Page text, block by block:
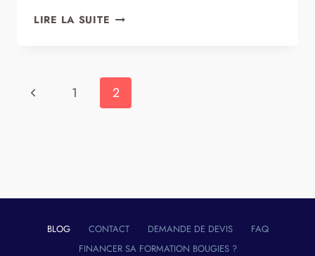
LIRE LA SUITE COMMENT
BOUGIES
EN
NAVIGATION
Page
1 2
BLOG CONTACT DEMANDE DE DEVIS
FAQ
FINANCER SA FORMATION BOUGIES ?